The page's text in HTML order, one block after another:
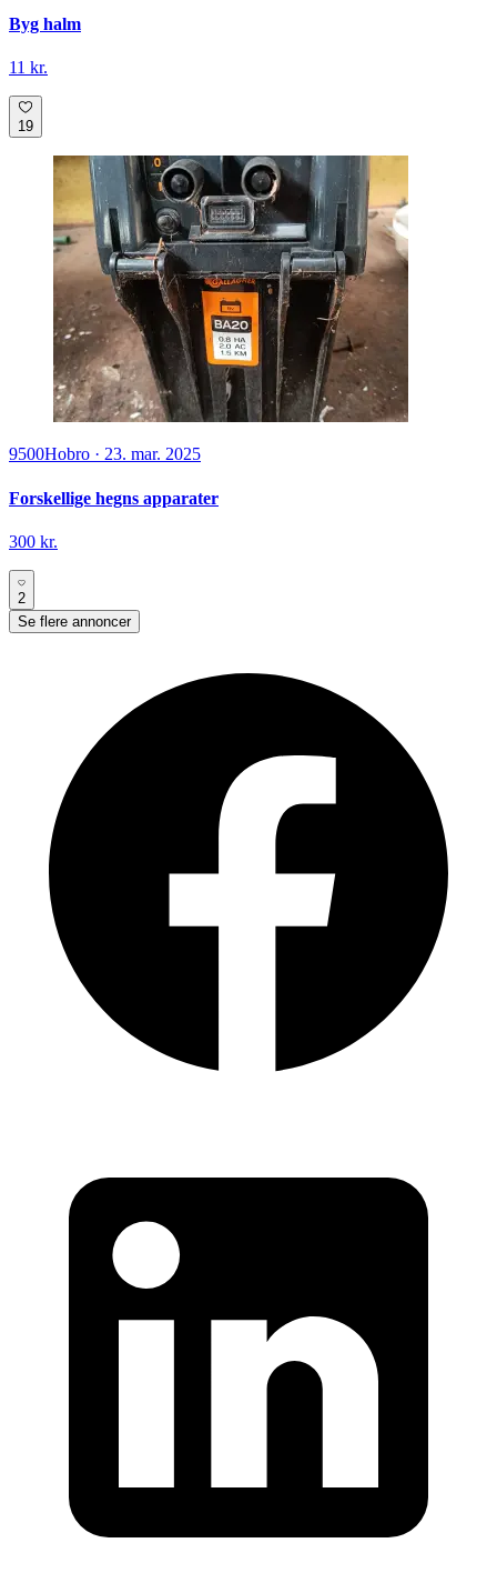
Byg halm
11 kr.
19
9500Hobro · 23. mar. 2025
Forskellige hegns apparater
300 kr.
2
Se flere annoncer